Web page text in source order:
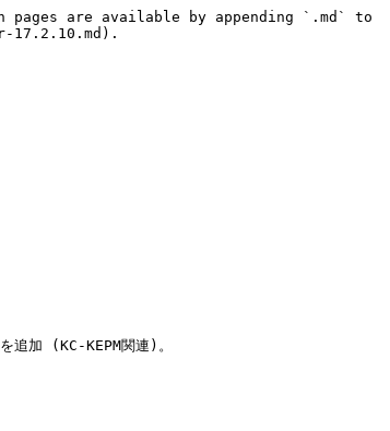
are available by appending `.md` to
17.2.10.md).
加 (KC-KEPM関連)。